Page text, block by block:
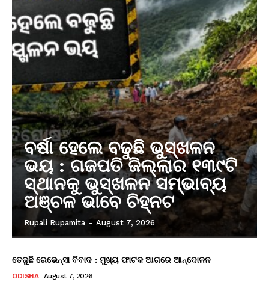
ବର୍ଷା ହେଲେ ବଢୁଛି ଭୁସ୍ଖଳନ
ଭୟ : ଗଜପତି ଜିଲ୍ଲାର ୧୩୯ଟି
ସ୍ଥାନକୁ ଭୁସ୍ଖଳନ ସମ୍ଭାବ୍ୟ
ଅଞ୍ଚଳ ଭାବେ ଚିହ୍ନଟ
Rupali Rupamita - August 7, 2026
ତେଜୁଛି ରେଭେନ୍ସା ବିବାଦ : ମୁଖ୍ୟ ଫାଟକ ଆଗରେ ଆନ୍ଦୋଳନ
ODISHA August 7, 2026